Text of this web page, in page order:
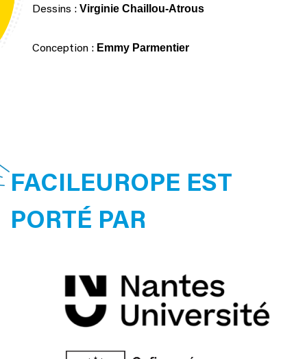
Dessins : Virginie Chaillou-Atrous
Conception : Emmy Parmentier
FACILEUROPE EST
PORTÉ PAR